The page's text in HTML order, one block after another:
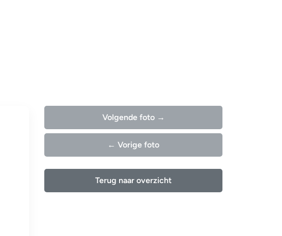
Volgende foto →
← Vorige foto
Terug naar overzicht